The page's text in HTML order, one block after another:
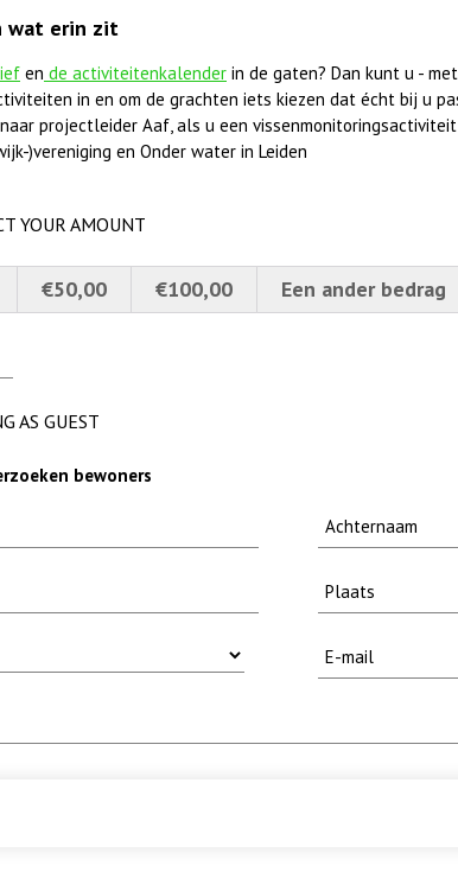
wat erin zit
en de activiteitenkalender in de gaten? Dan kunt u -
in en om de grachten iets kiezen dat écht bij u
naar projectleider Aaf, als u een
)vereniging en Onder water in Leiden
YOUR AMOUNT
€50,00 €100,00 Een ander bedrag
AS GUEST
bewoners